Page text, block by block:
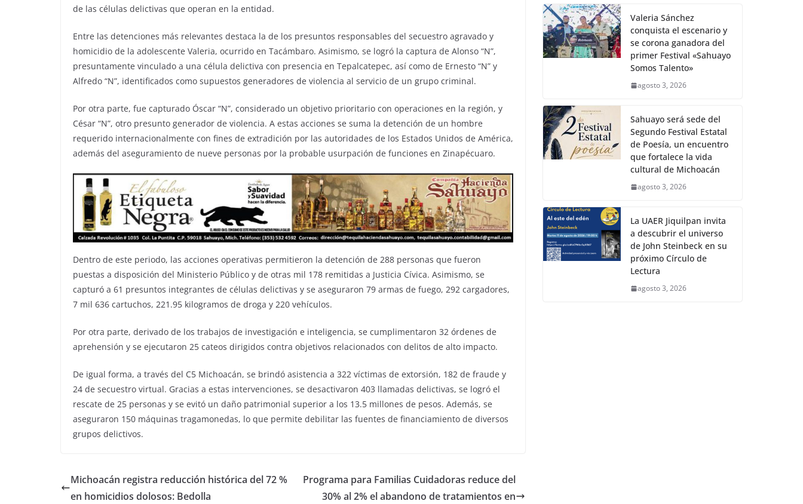
de las células delictivas que operan en la entidad.
Entre las detenciones más relevantes destaca la de los presuntos responsables del secuestro agravado y
homicidio de la adolescente Valeria, ocurrido en Tacámbaro. Asimismo, se logró la captura de Alonso “N”,
presuntamente vinculado a una célula delictiva con presencia en Tepalcatepec, así como de Ernesto “N” y
Alfredo “N”, identificados como supuestos generadores de violencia al servicio de un grupo criminal.
Por otra parte, fue capturado Óscar “N”, considerado un objetivo prioritario con operaciones en la región, y
César “N”, otro presunto generador de violencia. A estas acciones se suma la detención de un hombre
requerido internacionalmente con fines de extradición por las autoridades de los Estados Unidos de América,
además del aseguramiento de nueve personas por la probable usurpación de funciones en Zinapécuaro.
Dentro de este periodo, las acciones operativas permitieron la detención de 288 personas que fueron
puestas a disposición del Ministerio Público y de otras mil 178 remitidas a Justicia Cívica. Asimismo, se
capturó a 61 presuntos integrantes de células delictivas y se aseguraron 79 armas de fuego, 292 cargadores,
7 mil 636 cartuchos, 221.95 kilogramos de droga y 220 vehículos.
Por otra parte, derivado de los trabajos de investigación e inteligencia, se cumplimentaron 32 órdenes de
aprehensión y se ejecutaron 25 cateos dirigidos contra objetivos relacionados con delitos de alto impacto.
De igual forma, a través del C5 Michoacán, se brindó asistencia a 322 víctimas de extorsión, 182 de fraude y
24 de secuestro virtual. Gracias a estas intervenciones, se desactivaron 403 llamadas delictivas, se logró el
rescate de 25 personas y se evitó un daño patrimonial superior a los 13.5 millones de pesos. Además, se
aseguraron 150 máquinas tragamonedas, lo que permite debilitar las fuentes de financiamiento de diversos
grupos delictivos.
Michoacán registra reducción histórica del 72 %
en homicidios dolosos: Bedolla
Programa para Familias Cuidadoras reduce del
30% al 2% el abandono de tratamientos en
Valeria Sánchez
conquista el escenario y
se corona ganadora del
primer Festival «Sahuayo
Somos Talento»
agosto 3, 2026
Sahuayo será sede del
Segundo Festival Estatal
de Poesía, un encuentro
que fortalece la vida
cultural de Michoacán
agosto 3, 2026
La UAER Jiquilpan invita
a descubrir el universo
de John Steinbeck en su
próximo Círculo de
Lectura
agosto 3, 2026